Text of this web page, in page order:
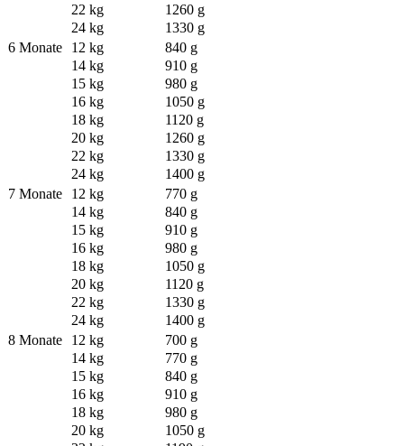
22 kg
1260 g
24 kg
1330 g
6 Monate
12 kg
840 g
14 kg
910 g
15 kg
980 g
16 kg
1050 g
18 kg
1120 g
20 kg
1260 g
22 kg
1330 g
24 kg
1400 g
7 Monate
12 kg
770 g
14 kg
840 g
15 kg
910 g
16 kg
980 g
18 kg
1050 g
20 kg
1120 g
22 kg
1330 g
24 kg
1400 g
8 Monate
12 kg
700 g
14 kg
770 g
15 kg
840 g
16 kg
910 g
18 kg
980 g
20 kg
1050 g